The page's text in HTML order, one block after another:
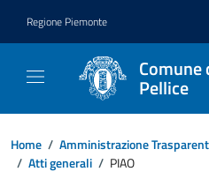
Regione Piemonte
Comune
Pellice
Home / Amministrazione
/ Atti generali / PIAO